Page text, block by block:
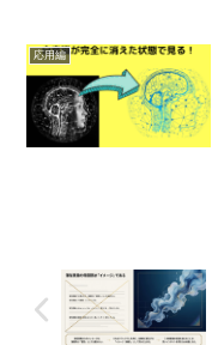
応用編